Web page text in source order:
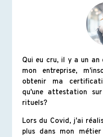
Qui eu cru, il y a un
mon entreprise,
obtenir ma
qu'une attestation
rituels?
Lors du Covid, j'ai
plus dans mon